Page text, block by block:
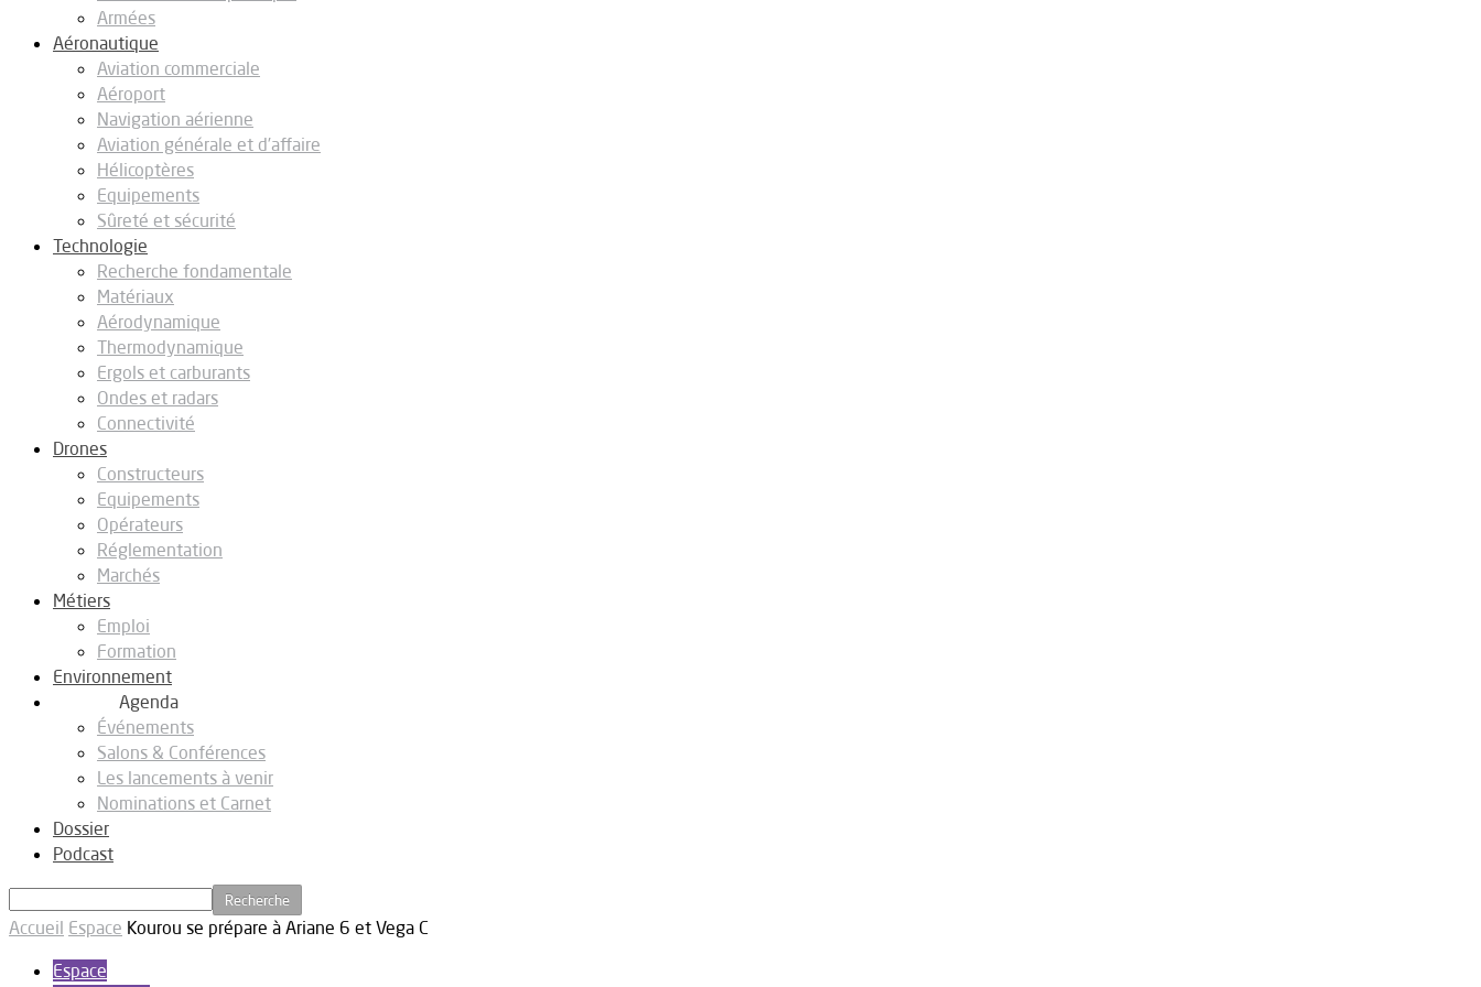
Armées
Aéronautique
Aviation commerciale
Aéroport
Navigation aérienne
Aviation générale et d’affaire
Hélicoptères
Equipements
Sûreté et sécurité
Technologie
Recherche fondamentale
Matériaux
Aérodynamique
Thermodynamique
Ergols et carburants
Ondes et radars
Connectivité
Drones
Constructeurs
Equipements
Opérateurs
Réglementation
Marchés
Métiers
Emploi
Formation
Environnement
Agenda
Événements
Salons & Conférences
Les lancements à venir
Nominations et Carnet
Dossier
Podcast
Accueil Espace Kourou se prépare à Ariane 6 et Vega C
Espace